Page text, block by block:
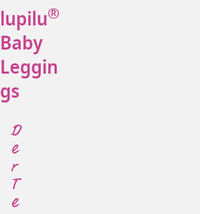
lupilu®
Baby
Leggin
gs
D
e
r
T
e